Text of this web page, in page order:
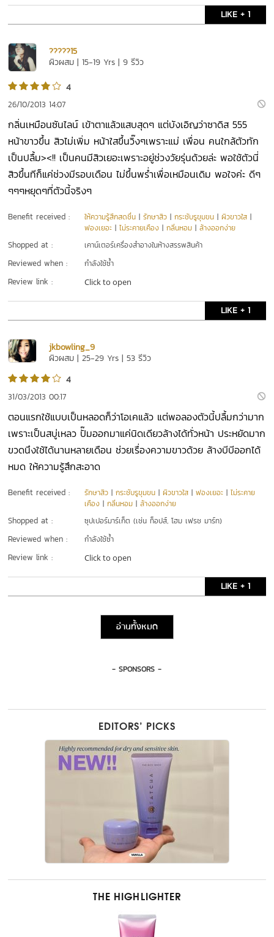
LIKE + 1
?????15
ผิวผสม | 15-19 Yrs | 9 รีวิว
4
26/10/2013 14:07
กลิ่นเหมือนซันไลน์ เข้าตาแล้วแสบสุดๆ แต่บังเอิญว่าซาดิส 555
หน้าขาวขึ้น สิวไม่เพิ่ม หน้าใสขึ้นวิ๊งๆเพราะแม่ เพื่อน คนใกล้ตัวทัก
เป็นปลื้ม><!! เป็นคนมีสิวเยอะเพราะอยู่ช่วงวัยรุ่นด้วยล่ะ พอใช้ตัวนี่
สิวขึ้นทีก็แค่ช่วงมีรอบเดือน ไม่ขึ้นพร่ำเพื่อเหมือนเดิม พอใจค่ะ ดีๆ
ๆๆๆหยุดๆที่ตัวนี้จริงๆ
Benefit received : ให้ความรู้สึกสดชื่น |รักษาสิว |กระชับรูขุมขน |ผิวขาวใส |
ฟองเยอะ |ไม่ระคายเคือง |กลิ่นหอม |ล้างออกง่าย
Shopped at : เคาน์เตอร์เครื่องสำอางในห้างสรรพสินค้า
Reviewed when : กำลังใช้ซ้ำ
Review link : Click to open
LIKE + 1
jkbowling_9
ผิวผสม | 25-29 Yrs | 53 รีวิว
4
31/03/2013 00:17
ตอนแรกใช้แบบเป็นหลอดก็ว่าโอเคแล้ว แต่พอลองตัวนี้ปลื้มกว่ามาก
เพราะเป็นสบู่เหลว ปั๊มออกมาแค่นิดเดียวล้างได้ทั่วหน้า ประหยัดมาก
ขวดนึงใช้ได้นานหลายเดือน ช่วยเรื่องความขาวด้วย ล้างบีบีออกได้
หมด ให้ความรู้สึกสะอาด
Benefit received : รักษาสิว |กระชับรูขุมขน |ผิวขาวใส |ฟองเยอะ |ไม่ระคาย
เคือง |กลิ่นหอม |ล้างออกง่าย
Shopped at : ซุปเปอร์มาร์เก็ต (เช่น ท็อปส์, โฮม เฟรช มาร์ท)
Reviewed when : กำลังใช้ซ้ำ
Review link : Click to open
LIKE + 1
อ่านทั้งหมด
- SPONSORS -
EDITORS’ PICKS
THE HIGHLIGHTER